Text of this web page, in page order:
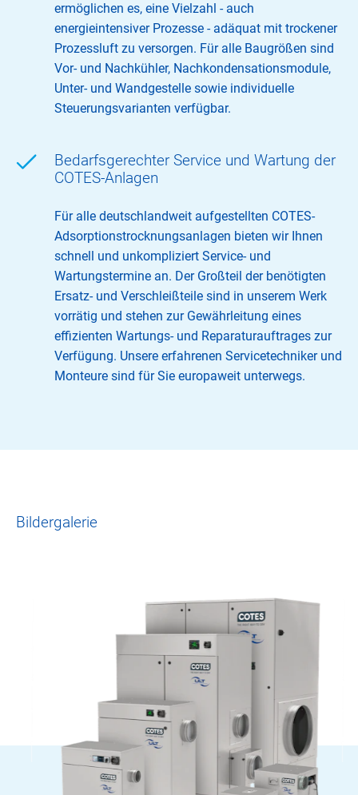
ermöglichen es, eine Vielzahl - auch
energieintensiver Prozesse - adäquat mit trockener
Prozessluft zu versorgen. Für alle Baugrößen sind
Vor- und Nachkühler, Nachkondensationsmodule,
Unter- und Wandgestelle sowie individuelle
Steuerungsvarianten verfügbar.
Bedarfsgerechter Service und Wartung der
COTES-Anlagen
Für alle deutschlandweit aufgestellten COTES-
Adsorptionstrocknungsanlagen bieten wir Ihnen
schnell und unkompliziert Service- und
Wartungstermine an. Der Großteil der benötigten
Ersatz- und Verschleißteile sind in unserem Werk
vorrätig und stehen zur Gewährleitung eines
effizienten Wartungs- und Reparaturauftrages zur
Verfügung. Unsere erfahrenen Servicetechniker und
Monteure sind für Sie europaweit unterwegs.
Bildergalerie